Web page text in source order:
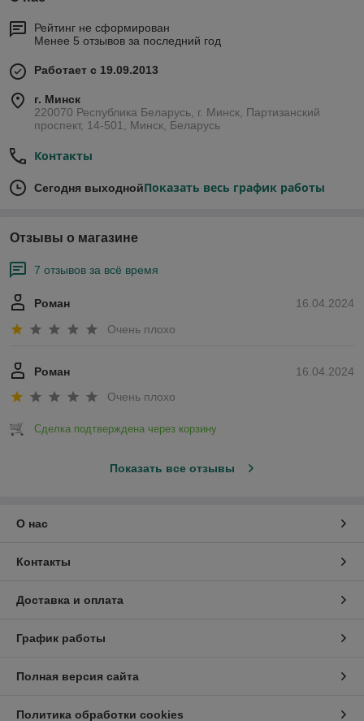
Рейтинг не сформирован
Менее 5 отзывов за последний год
Работает с 19.09.2013
г. Минск
220070 Республика Беларусь, г. Минск, Партизанский
проспект, 14-501, Минск, Беларусь
Контакты
Сегодня выходнойПоказать весь график работы
Отзывы о магазине
7 отзывов за всё время
16.04.2024
Роман
Очень плохо
16.04.2024
Роман
Очень плохо
Сделка подтверждена через корзину
Показать все отзывы
О нас
Контакты
Доставка и оплата
График работы
Полная версия сайта
Политика обработки cookies